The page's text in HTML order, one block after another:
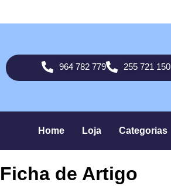
964 782 779 255 721 150
Home Loja Categorias
Ficha de Artigo